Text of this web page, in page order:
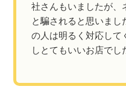
社さんもいましたが、
と騙されると思いま
の人は明るく対応して
しとてもいいお店でし